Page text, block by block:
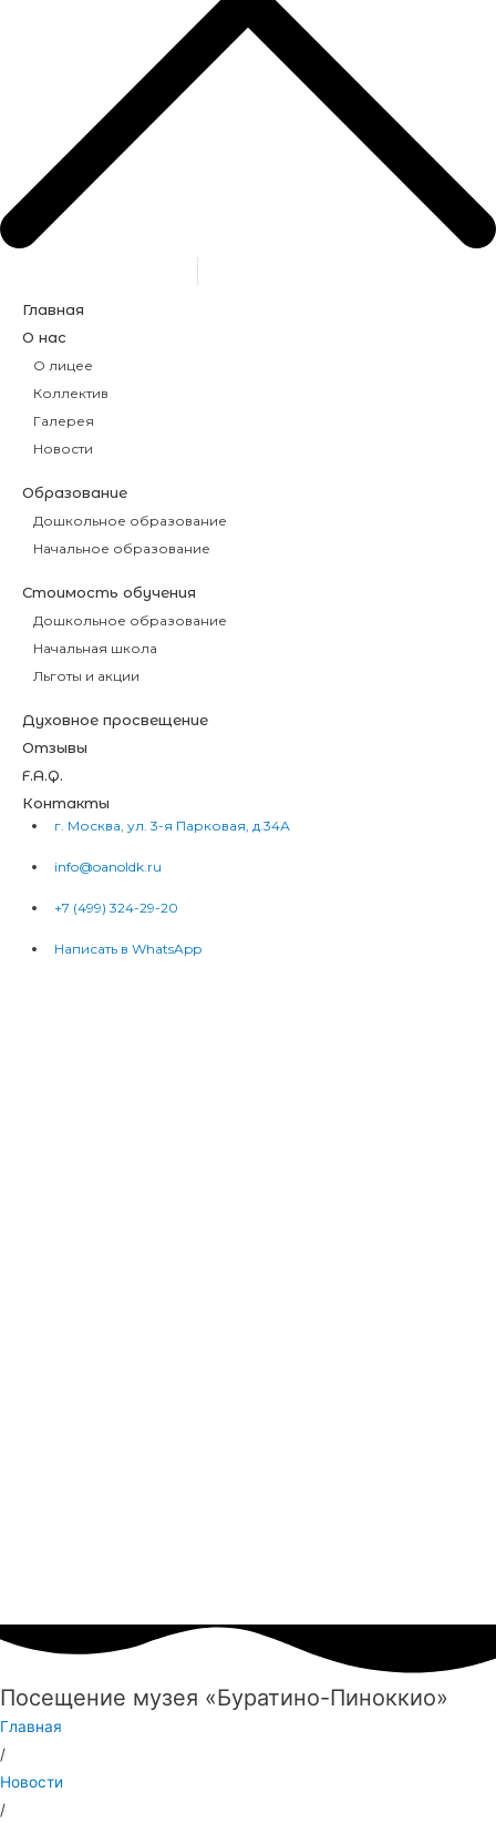
Главная
О нас
О лицее
Коллектив
Галерея
Новости
Образование
Дошкольное образование
Начальное образование
Стоимость обучения
Дошкольное образование
Начальная школа
Льготы и акции
Духовное просвещение
Отзывы
F.A.Q.
Контакты
г. Москва, ул. 3-я Парковая, д.34А
info@oanoldk.ru
+7 (499) 324-29-20
Написать в WhatsApp
Посещение музея «Буратино-Пиноккио»
Главная
/
Новости
/